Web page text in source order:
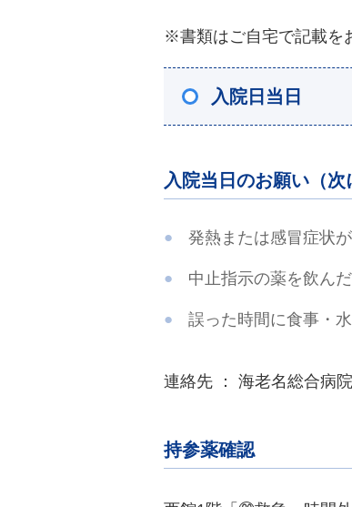
※書類はご自宅で記載を
入院日当日
入院当日のお願い（次
発熱または感冒症状
中止指示の薬を飲んだ
誤った時間に食事・
連絡先 ： 海老名総合病
持参薬確認